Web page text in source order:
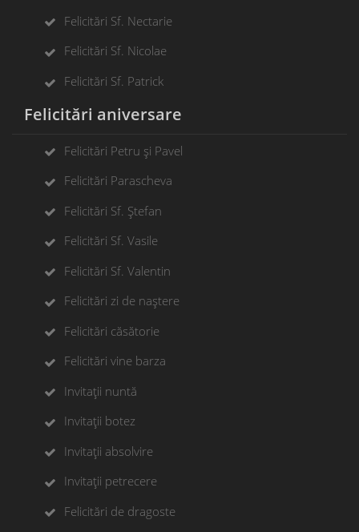
Felicitări Sf. Nectarie
Felicitări Sf. Nicolae
Felicitări Sf. Patrick
Felicitări aniversare
Felicitări Petru și Pavel
Felicitări Parascheva
Felicitări Sf. Ștefan
Felicitări Sf. Vasile
Felicitări Sf. Valentin
Felicitări zi de naștere
Felicitări căsătorie
Felicitări vine barza
Invitații nuntă
Invitații botez
Invitații absolvire
Invitații petrecere
Felicitări de dragoste